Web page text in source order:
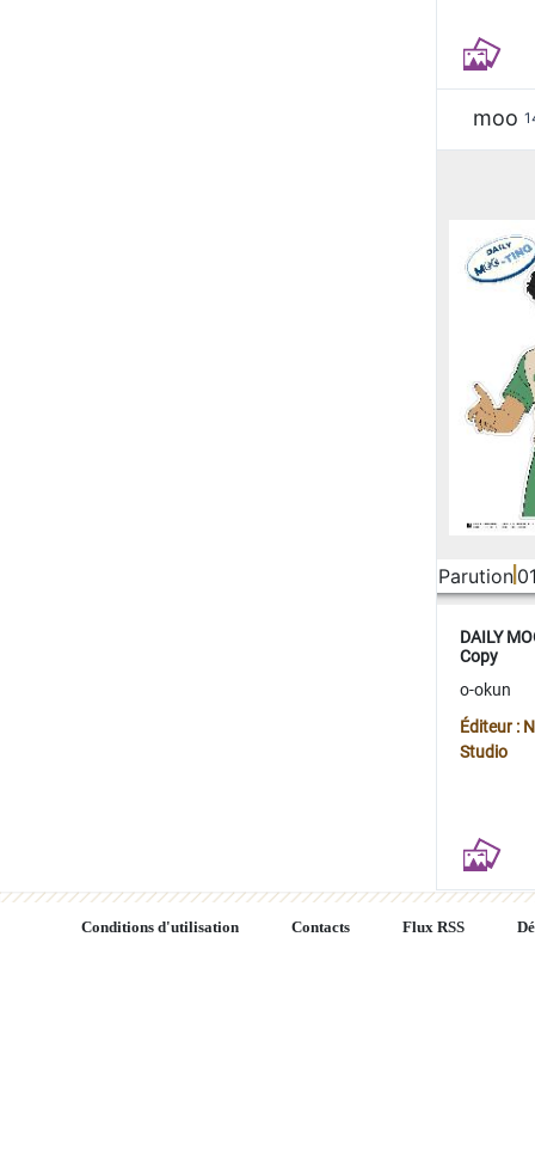
moo
Parution
DAILY
Copy
o-okun
Éditeur :
Studio
Conditions d'utilisation Contacts Flux RSS